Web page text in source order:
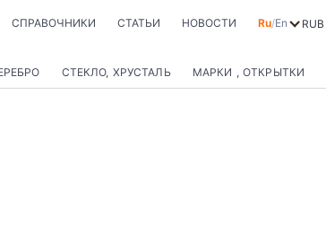
СПРАВОЧНИКИ СТАТЬИ НОВОСТИ Ru/En
СТЕКЛО, ХРУСТАЛЬ МАРКИ , ОТКРЫТКИ